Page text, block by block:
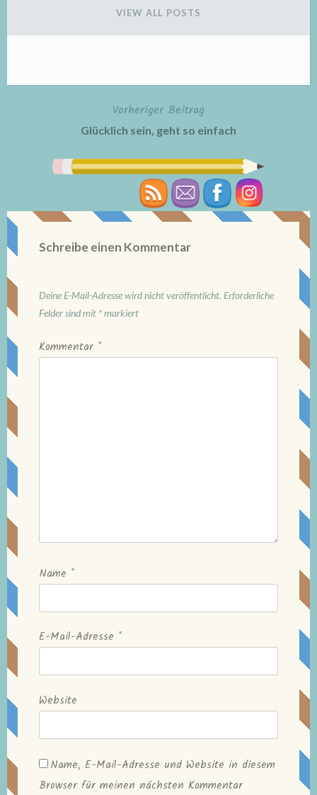
VIEW ALL POSTS
BeitragsnavigationVorheriger Beitrag
Glücklich sein, geht so einfach
Schreibe einen Kommentar
Deine E-Mail-Adresse wird nicht veröffentlicht. Erforderliche
Felder sind mit *markiert
Kommentar *
Name *
E-Mail-Adresse *
Website
Name, E-Mail-Adresse und Website in diesem
Browser für meinen nächsten Kommentar